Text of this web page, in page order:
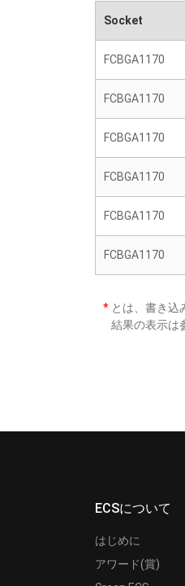
Socket
FCBGA1170
FCBGA1170
FCBGA1170
FCBGA1170
FCBGA1170
FCBGA1170
* とは、書き込
結果の表示は
ECSについて
はじめに
アワード(賞)